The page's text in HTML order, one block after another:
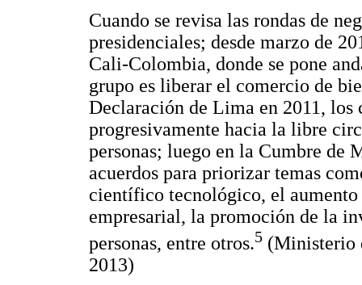
Cuando se revisa las rondas de
presidenciales; desde marzo de
Cali-Colombia, donde se pone
grupo es liberar el comercio de
Declaración de Lima en 2011, los
progresivamente hacia la libre
personas; luego en la Cumbre de
acuerdos para priorizar temas
científico tecnológico, el
empresarial, la promoción de la
personas, entre otros.5 (Ministerio
2013)